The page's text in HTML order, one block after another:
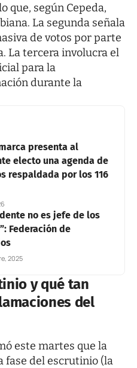
que, según Cepeda,
La segunda señala
de votos por parte
La tercera involucra el
para la
durante la
presenta al
electo una agenda de
respaldada por los 116
no es jefe de los
Federación de
2025
y qué tan
del
este martes que la
fase del escrutinio (la